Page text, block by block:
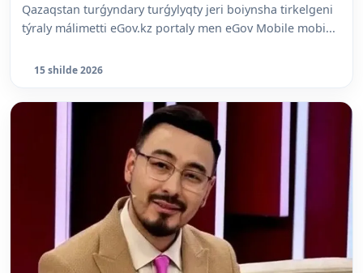
Qazaqstan turǵyndary turǵylyqty jeri boiynsha tirkelgeni
týraly málimetti eGov.kz portaly men eGov Mobile mobi...
15 shilde 2026